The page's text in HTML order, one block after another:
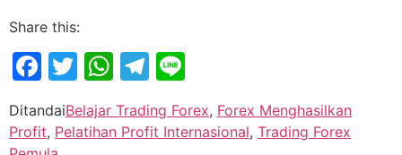
Share this:
Facebook
Twitter
WhatsApp
Telegram
DitandaiBelajar Trading Forex, Forex Menghasilkan
Profit, Pelatihan Profit Internasional, Trading Forex